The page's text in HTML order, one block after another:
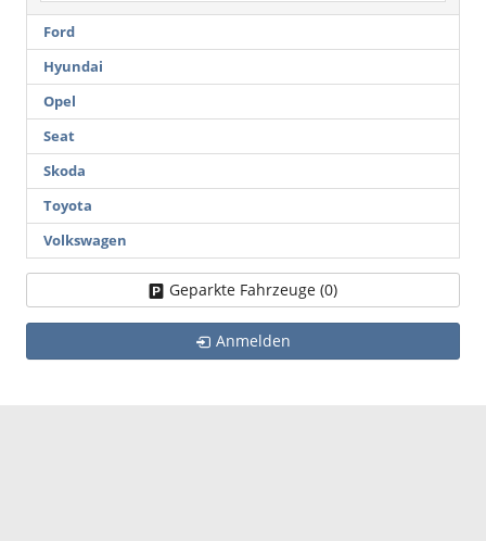
Ford
Hyundai
Opel
Seat
Skoda
Toyota
Volkswagen
Geparkte Fahrzeuge (0)
Anmelden